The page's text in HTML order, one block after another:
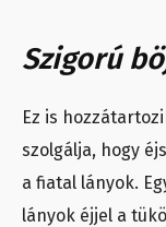
Szigorú
Ez is
szolgálja, hogy
a fiatal lányok.
lányok éjjel a